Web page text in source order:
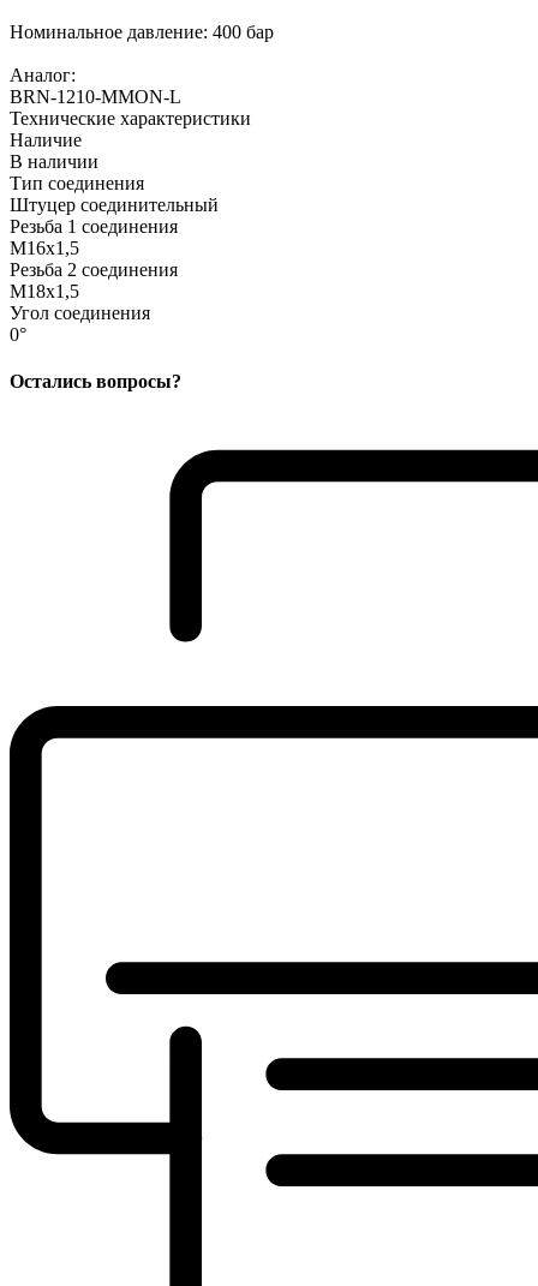
Номинальное давление: 400 бар
Аналог:
BRN-1210-MMON-L
Технические характеристики
Наличие
В наличии
Тип соединения
Штуцер соединительный
Резьба 1 соединения
M16x1,5
Резьба 2 соединения
M18x1,5
Угол соединения
0°
Остались вопросы?